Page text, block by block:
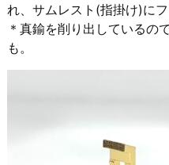
れ、サムレスト(指掛け)にフ
＊真鍮を削り出しているの
も。